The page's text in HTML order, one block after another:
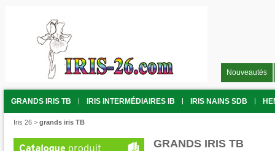
Nouveautés
GRANDS IRIS TB IRIS INTERMÉDIAIRES IB IRIS NAINS SDB
Iris 26 > grands iris TB
GRANDS IRIS TB